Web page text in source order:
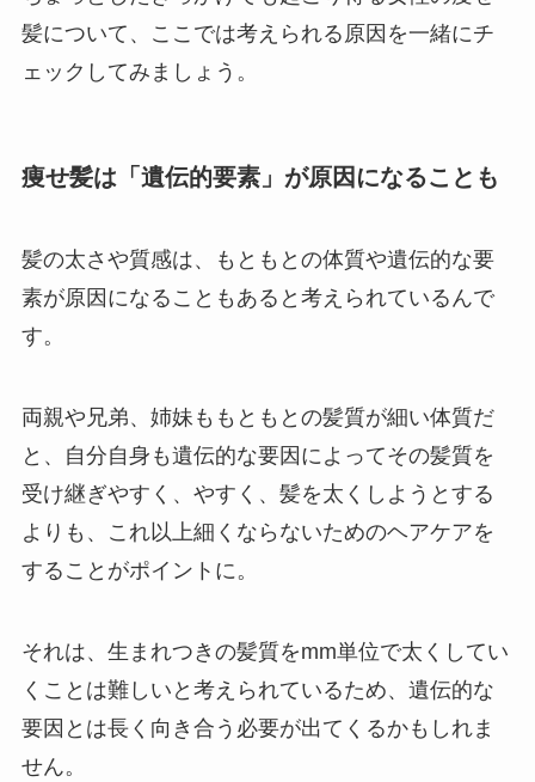
髪について、ここでは考えられる原因を一緒にチ
ェックしてみましょう。
痩せ髪は「遺伝的要素」が原因になることも
髪の太さや質感は、もともとの体質や遺伝的な要
素が原因になることもあると考えられているんで
す。
両親や兄弟、姉妹ももともとの髪質が細い体質だ
と、自分自身も遺伝的な要因によってその髪質を
受け継ぎやすく、やすく、髪を太くしようとする
よりも、これ以上細くならないためのヘアケアを
することがポイントに。
それは、生まれつきの髪質をmm単位で太くしてい
くことは難しいと考えられているため、遺伝的な
要因とは長く向き合う必要が出てくるかもしれま
せん。